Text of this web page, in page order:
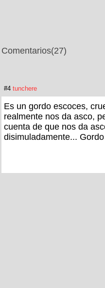
Comentarios(27)
#4 tunchere
Es un gordo escoces,
realmente nos da asco,
cuenta de que nos da
disimuladamente...